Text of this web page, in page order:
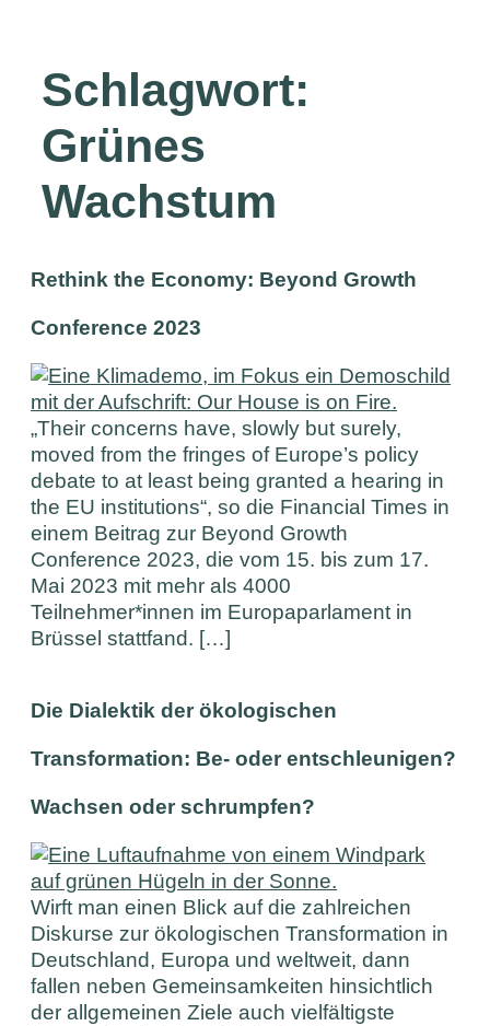
Schlagwort:
Grünes
Wachstum
Rethink the Economy: Beyond Growth
Conference 2023
„Their concerns have, slowly but surely,
moved from the fringes of Europe’s policy
debate to at least being granted a hearing in
the EU institutions“, so die Financial Times in
einem Beitrag zur Beyond Growth
Conference 2023, die vom 15. bis zum 17.
Mai 2023 mit mehr als 4000
Teilnehmer*innen im Europaparlament in
Brüssel stattfand. […]
Die Dialektik der ökologischen
Transformation: Be- oder entschleunigen?
Wachsen oder schrumpfen?
Wirft man einen Blick auf die zahlreichen
Diskurse zur ökologischen Transformation in
Deutschland, Europa und weltweit, dann
fallen neben Gemeinsamkeiten hinsichtlich
der allgemeinen Ziele auch vielfältigste